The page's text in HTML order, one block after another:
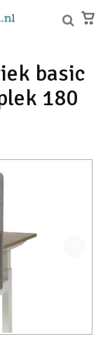
basic
180